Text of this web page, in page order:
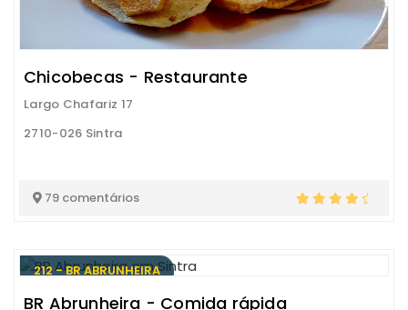
Chicobecas - Restaurante
Largo Chafariz 17
2710-026 Sintra
79 comentários
212 - BR ABRUNHEIRA
BR Abrunheira - Comida rápida